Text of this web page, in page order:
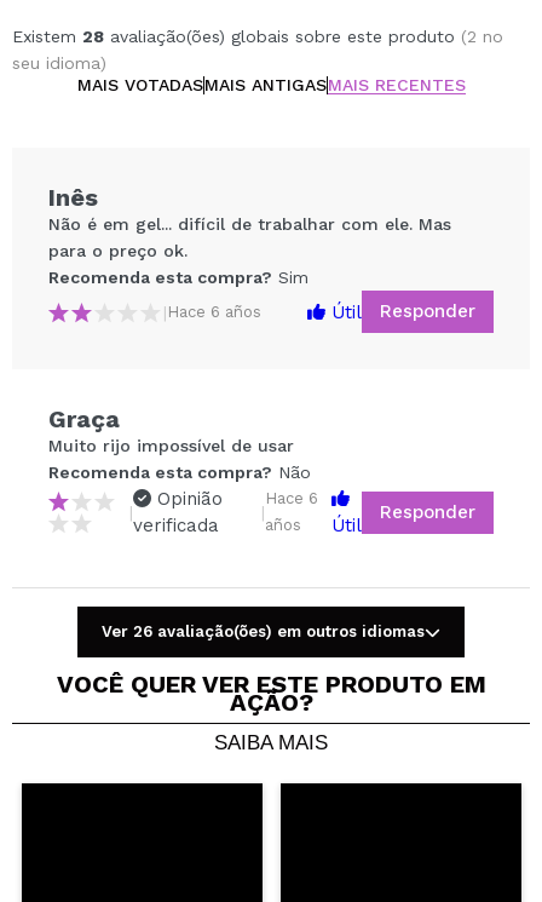
Existem 28 avaliação(ões) globais sobre este produto (2 no
seu idioma)
MAIS VOTADASMAIS ANTIGASMAIS RECENTES
Compartilhar um vídeo ou uma foto
Seu vídeo pode ser o primeiro. Imagine isso...
Recomenda esta compra? Sim Não
ENVIAR
Inês
Não é em gel... difícil de trabalhar com ele. Mas
para o preço ok.
Recomenda esta compra? Sim
| Hace 6 años Útil Responder
Graça
Muito rijo impossível de usar
Recomenda esta compra? Não
|
Opinião
verificada
|
Hace 6
años
Útil
Responder
Ver 26 avaliação(ões) em outros idiomas
VOCÊ QUER VER ESTE PRODUTO EM
AÇÃO?
SAIBA MAIS